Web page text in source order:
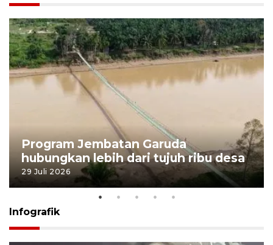
Program Jembatan Garuda
hubungkan lebih dari tujuh ribu desa
29 Juli 2026
Infografik